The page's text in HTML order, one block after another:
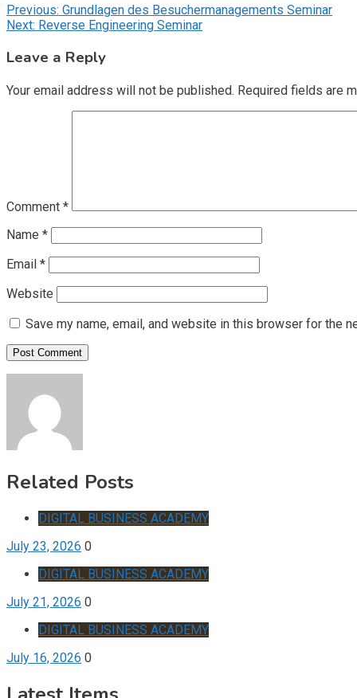
Post
navigation
Previous: Grundlagen des Besuchermanagements Seminar
Next: Reverse Engineering Seminar
Leave a Reply
Your email address will not be published. Required fields are
Comment *
Name *
Email *
Website
Save my name, email, and website in this browser for the
Related Posts
DIGITAL BUSINESS ACADEMY
July 23, 2026 0
DIGITAL BUSINESS ACADEMY
July 21, 2026 0
DIGITAL BUSINESS ACADEMY
July 16, 2026 0